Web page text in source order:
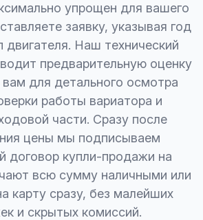
упрощен для вашего
заявку, указывая год
двигателя. Наш технический
предварительную оценку
для детального осмотра
работы вариатора и
части. Сразу после
цены мы подписываем
договор купли-продажи на
всю сумму наличными или
карту сразу, без малейших
и скрытых комиссий.